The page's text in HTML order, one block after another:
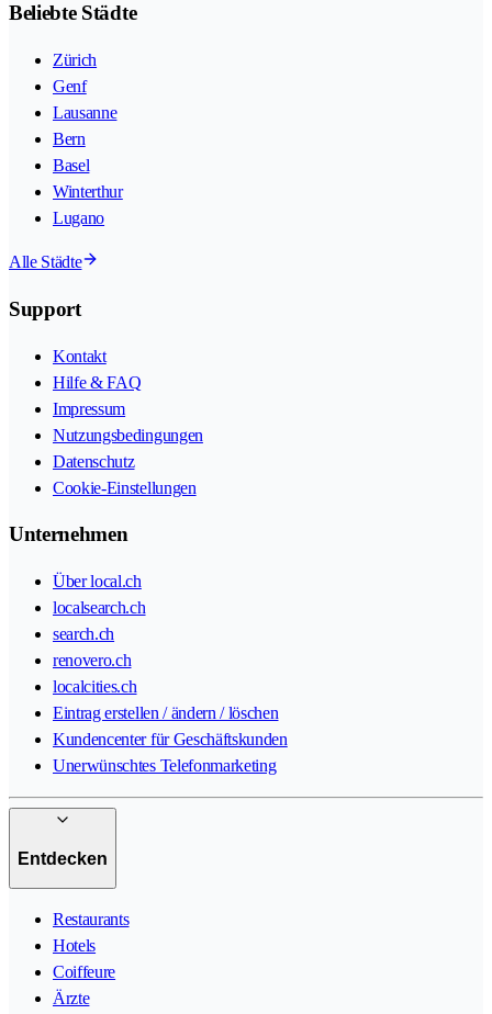
Beliebte Städte
Zürich
Genf
Lausanne
Bern
Basel
Winterthur
Lugano
Alle Städte
Support
Kontakt
Hilfe & FAQ
Impressum
Nutzungsbedingungen
Datenschutz
Cookie-Einstellungen
Unternehmen
Über local.ch
localsearch.ch
search.ch
renovero.ch
localcities.ch
Eintrag erstellen / ändern / löschen
Kundencenter für Geschäftskunden
Unerwünschtes Telefonmarketing
Entdecken
Restaurants
Hotels
Coiffeure
Ärzte